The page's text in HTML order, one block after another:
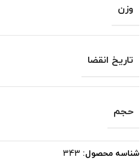
وزن
تاریخ انقضا
حجم
شناسه محصول: 343